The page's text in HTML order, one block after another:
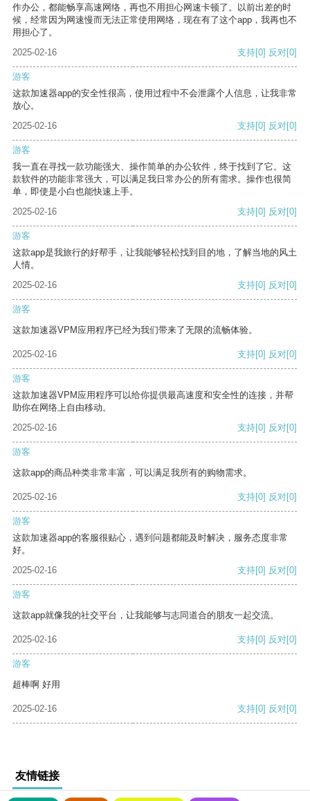
作办公，都能畅享高速网络，再也不用担心网速卡顿了。以前出差的时
候，经常因为网速慢而无法正常使用网络，现在有了这个app，我再也不
用担心了。
2025-02-16
支持[0] 反对[0]
游客
这款加速器app的安全性很高，使用过程中不会泄露个人信息，让我非常
放心。
2025-02-16
支持[0] 反对[0]
游客
我一直在寻找一款功能强大、操作简单的办公软件，终于找到了它。这
款软件的功能非常强大，可以满足我日常办公的所有需求。操作也很简
单，即使是小白也能快速上手。
2025-02-16
支持[0] 反对[0]
游客
这款app是我旅行的好帮手，让我能够轻松找到目的地，了解当地的风土
人情。
2025-02-16
支持[0] 反对[0]
游客
这款加速器VPM应用程序已经为我们带来了无限的流畅体验。
2025-02-16 支持[0] 反对[0]
游客
这款加速器VPM应用程序可以给你提供最高速度和安全性的连接，并帮
助你在网络上自由移动。
2025-02-16
支持[0] 反对[0]
游客
这款app的商品种类非常丰富，可以满足我所有的购物需求。
2025-02-16 支持[0] 反对[0]
游客
这款加速器app的客服很贴心，遇到问题都能及时解决，服务态度非常
好。
2025-02-16
支持[0] 反对[0]
游客
这款app就像我的社交平台，让我能够与志同道合的朋友一起交流。
2025-02-16 支持[0] 反对[0]
游客
超棒啊 好用
2025-02-16 支持[0] 反对[0]
友情链接